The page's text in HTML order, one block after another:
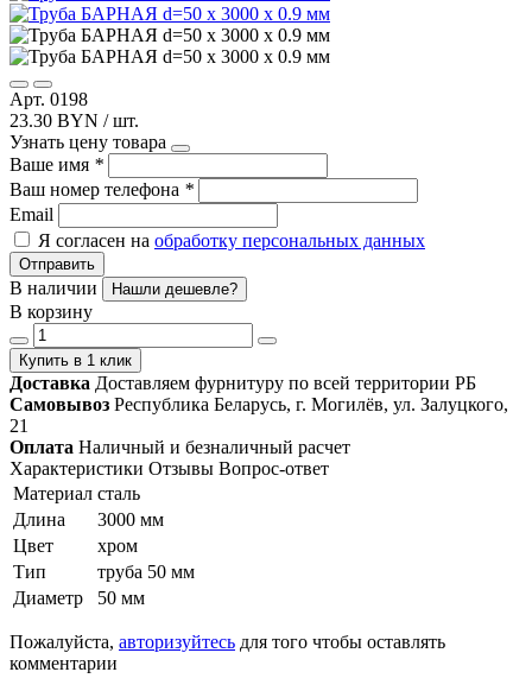
Арт. 0198
23.30 BYN / шт.
Узнать цену товара
Ваше имя *
Ваш номер телефона *
Email
Я согласен на обработку персональных данных
Отправить
В наличии Нашли дешевле?
В корзину
Купить в 1 клик
Доставка Доставляем фурнитуру по всей территории РБ
Самовывоз Республика Беларусь, г. Могилёв, ул. Залуцкого,
21
Оплата Наличный и безналичный расчет
Характеристики Отзывы Вопрос-ответ
Материал сталь
Длина
3000 мм
Цвет
хром
Тип
труба 50 мм
Диаметр
50 мм
Пожалуйста, авторизуйтесь для того чтобы оставлять
комментарии